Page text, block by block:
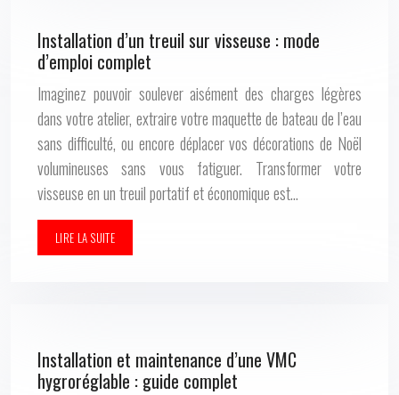
Installation d’un treuil sur visseuse : mode
d’emploi complet
Imaginez pouvoir soulever aisément des charges légères
dans votre atelier, extraire votre maquette de bateau de l’eau
sans difficulté, ou encore déplacer vos décorations de Noël
volumineuses sans vous fatiguer. Transformer votre
visseuse en un treuil portatif et économique est…
LIRE LA SUITE
Installation et maintenance d’une VMC
hygroréglable : guide complet